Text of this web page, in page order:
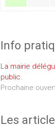
Info
La mairie
public.
Prochaine
Les